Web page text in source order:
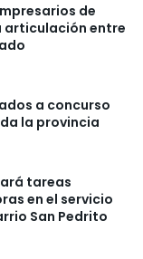
de
articulación entre
a concurso
la provincia
tareas
en el servicio
San Pedrito